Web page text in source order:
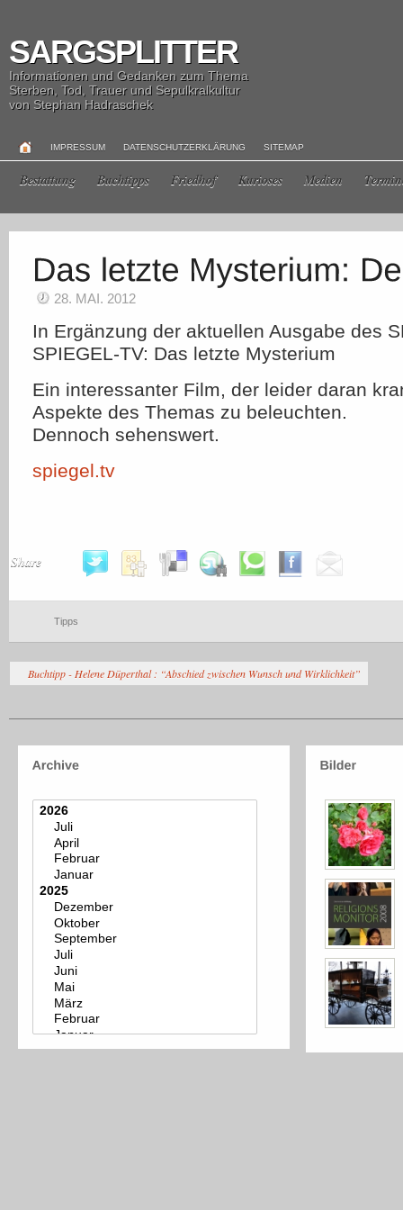
SARGSPLITTER
Informationen und Gedanken zum Thema
Sterben, Tod, Trauer und Sepulkralkultur
von Stephan Hadraschek
IMPRESSUM DATENSCHUTZERKLÄRUNG SITEMAP
Bestattung Buchtipps Friedhof Kurioses Medien
28. MAI. 2012
In Ergänzung der aktuellen Ausgabe des
SPIEGEL-TV: Das letzte Mysterium
Ein interessanter Film, der leider daran
Aspekte des Themas zu beleuchten.
Dennoch sehenswert.
spiegel.tv
Share
Tipps
Buchtipp - Helene Düperthal : “Abschied zwischen Wunsch und Wirklichkeit”